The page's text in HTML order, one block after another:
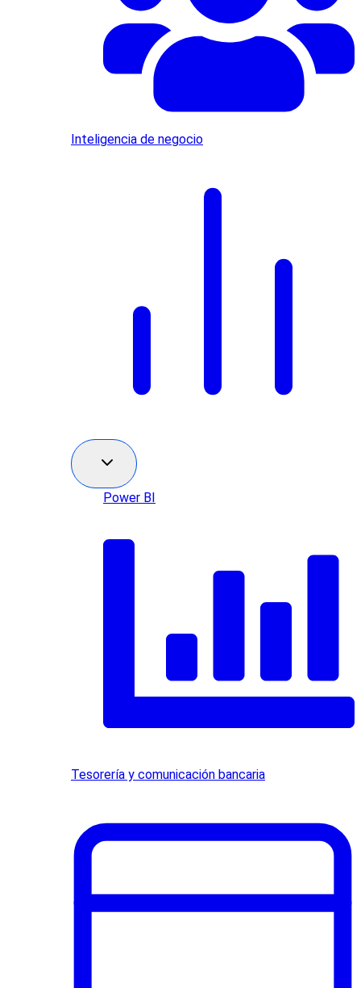
Inteligencia de negocio
Power BI
Tesorería y comunicación bancaria